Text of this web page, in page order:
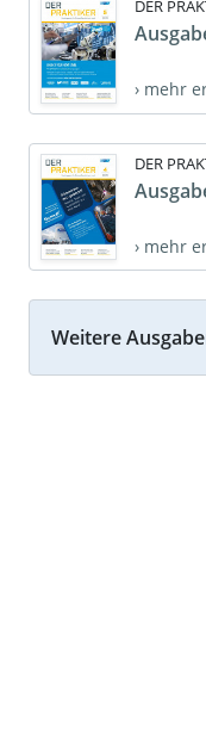
DER
› mehr
DER
› mehr
Weitere